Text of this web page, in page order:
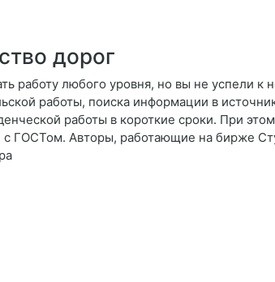
дорог
работу любого уровня, но вы не успели
работы, поиска информации в
работы в короткие сроки. При
с ГОСТом. Авторы, работающие на бирже